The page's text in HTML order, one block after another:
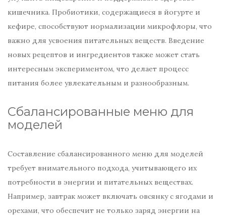
кишечника. Пробиотики, содержащиеся в йогурте и
кефире, способствуют нормализации микрофлоры, что
важно для усвоения питательных веществ. Введение
новых рецептов и ингредиентов также может стать
интересным экспериментом, что делает процесс
питания более увлекательным и разнообразным.
Сбалансированные меню для
моделей
Составление сбалансированного меню для моделей
требует внимательного подхода, учитывающего их
потребности в энергии и питательных веществах.
Например, завтрак может включать овсянку с ягодами и
орехами, что обеспечит не только заряд энергии на